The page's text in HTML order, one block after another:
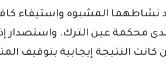
نشاطهما المشبوه واستيفاء كافة
محكمة عين الترك. واستصدار
كانت النتيجة إيجابية بتوقيف